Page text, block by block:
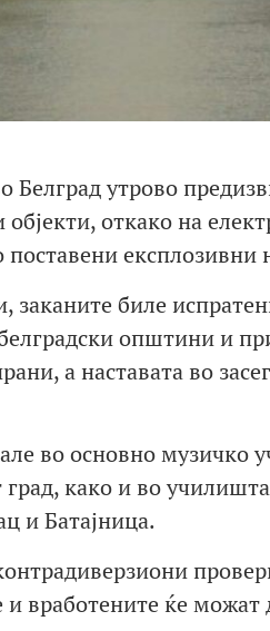
утрово
откако на
експлозивни
биле
општини и
а наставата во
во основно музичко
како и во
и Батајница.
вработените ќе можат